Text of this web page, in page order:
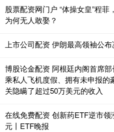
股票配资网门户 “体操女皇”程菲
为何无人敢娶？
上市公司配资 伊朗最高领袖公
博股论金配资 阿根廷内阁首席
乘私人飞机度假、拥有未申报
关隐瞒了超过50万美元的收入
在线免费配资 创新药ETF逆市领
元丨ETF晚报